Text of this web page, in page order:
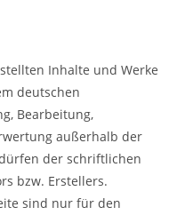
Inhalte und Werke
deutschen
Bearbeitung,
außerhalb der
der schriftlichen
bzw. Erstellers.
sind nur für den